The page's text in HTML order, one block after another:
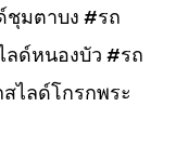
ชุมตาบง #รถ
ลด์หนองบัว #รถ
ไลด์โกรกพระ